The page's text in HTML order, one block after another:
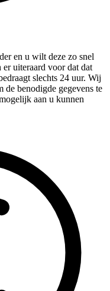
en u wilt deze zo snel
uiteraard voor dat dat
slechts 24 uur. Wij
de benodigde gegevens te
aan u kunnen